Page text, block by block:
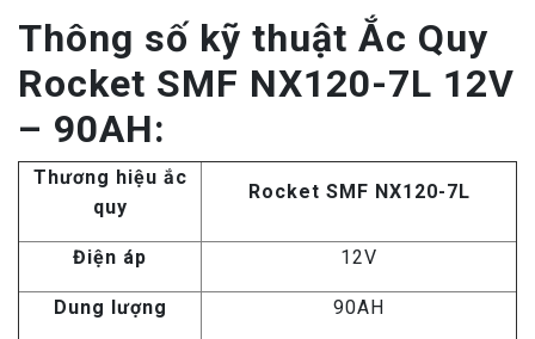
Thông số kỹ thuật Ắc Quy
Rocket SMF NX120-7L 12V
– 90AH:
Thương hiệu ắc
quy
Rocket SMF NX120-7L
Điện áp 12V
Dung lượng 90AH